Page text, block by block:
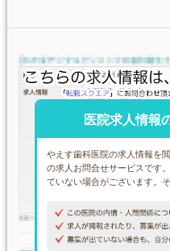
医院求人情報
やえす歯科医院の求人情報を
の求人お問合せサービスです
ていない場合がございます。